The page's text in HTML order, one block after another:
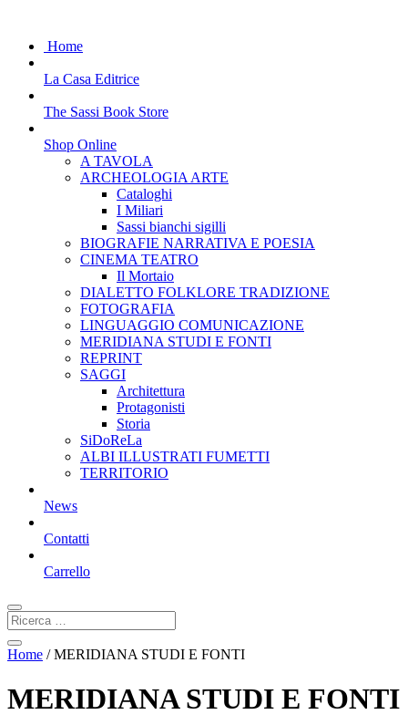
Home
La Casa Editrice
The Sassi Book Store
Shop Online
A TAVOLA
ARCHEOLOGIA ARTE
Cataloghi
I Miliari
Sassi bianchi sigilli
BIOGRAFIE NARRATIVA E POESIA
CINEMA TEATRO
Il Mortaio
DIALETTO FOLKLORE TRADIZIONE
FOTOGRAFIA
LINGUAGGIO COMUNICAZIONE
MERIDIANA STUDI E FONTI
REPRINT
SAGGI
Architettura
Protagonisti
Storia
SiDoReLa
ALBI ILLUSTRATI FUMETTI
TERRITORIO
News
Contatti
Carrello
Home / MERIDIANA STUDI E FONTI
MERIDIANA STUDI E FONTI